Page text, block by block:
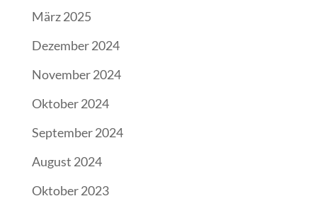
März 2025
Dezember 2024
November 2024
Oktober 2024
September 2024
August 2024
Oktober 2023